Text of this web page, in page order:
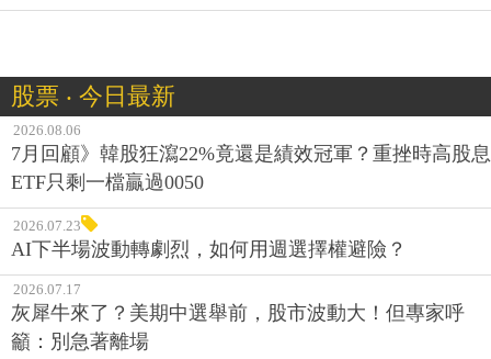
股票 ‧ 今日最新
2026.08.06
7月回顧》韓股狂瀉22%竟還是績效冠軍？重挫時高股息
ETF只剩一檔贏過0050
2026.07.23
AI下半場波動轉劇烈，如何用週選擇權避險？
2026.07.17
灰犀牛來了？美期中選舉前，股市波動大！但專家呼
籲：別急著離場